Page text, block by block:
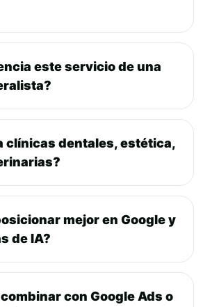
este servicio de una
clínicas dentales, estética,
mejor en Google y
de IA?
con Google Ads o